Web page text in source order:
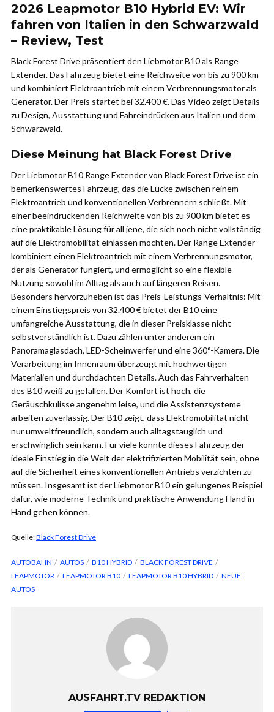
2026 Leapmotor B10 Hybrid EV: Wir
fahren von Italien in den Schwarzwald
– Review, Test
Black Forest Drive präsentiert den Liebmotor B10 als Range
Extender. Das Fahrzeug bietet eine Reichweite von bis zu 900 km
und kombiniert Elektroantrieb mit einem Verbrennungsmotor als
Generator. Der Preis startet bei 32.400 €. Das Video zeigt Details
zu Design, Ausstattung und Fahreindrücken aus Italien und dem
Schwarzwald.
Diese Meinung hat Black Forest Drive
Der Liebmotor B10 Range Extender von Black Forest Drive ist ein
bemerkenswertes Fahrzeug, das die Lücke zwischen reinem
Elektroantrieb und konventionellen Verbrennern schließt. Mit
einer beeindruckenden Reichweite von bis zu 900 km bietet es
eine praktikable Lösung für all jene, die sich noch nicht vollständig
auf die Elektromobilität einlassen möchten. Der Range Extender
kombiniert einen Elektroantrieb mit einem Verbrennungsmotor,
der als Generator fungiert, und ermöglicht so eine flexible
Nutzung sowohl im Alltag als auch auf längeren Reisen.
Besonders hervorzuheben ist das Preis-Leistungs-Verhältnis: Mit
einem Einstiegspreis von 32.400 € bietet der B10 eine
umfangreiche Ausstattung, die in dieser Preisklasse nicht
selbstverständlich ist. Dazu zählen unter anderem ein
Panoramaglasdach, LED-Scheinwerfer und eine 360°-Kamera. Die
Verarbeitung im Innenraum überzeugt mit hochwertigen
Materialien und durchdachten Details. Auch das Fahrverhalten
des B10 weiß zu gefallen. Der Komfort ist hoch, die
Geräuschkulisse angenehm leise, und die Assistenzsysteme
arbeiten zuverlässig. Der B10 zeigt, dass Elektromobilität nicht
nur umweltfreundlich, sondern auch alltagstauglich und
erschwinglich sein kann. Für viele könnte dieses Fahrzeug der
ideale Einstieg in die Welt der elektrifizierten Mobilität sein, ohne
auf die Sicherheit eines konventionellen Antriebs verzichten zu
müssen. Insgesamt ist der Liebmotor B10 ein gelungenes Beispiel
dafür, wie moderne Technik und praktische Anwendung Hand in
Hand gehen können.
Quelle:Black Forest Drive
AUTOBAHN AUTOS B10 HYBRID
BLACK FOREST DRIVE
LEAPMOTOR
LEAPMOTOR B10 LEAPMOTOR B10 HYBRID
NEUE
AUTOS
AUSFAHRT.TV REDAKTION